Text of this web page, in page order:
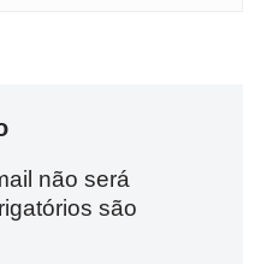
não será
são